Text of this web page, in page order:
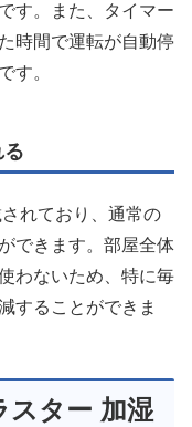
す。また、タイマー
時間で運転が自動停
す。
れており、通常の
できます。部屋全体
わないため、特に毎
することができま
スター 加湿